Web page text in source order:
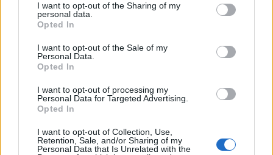
not limited to your visit or usage behaviour. You may click to
grant or deny consent to Google and its third-party tags to
use your data for below specified purposes in below Google
consent section.
I want to opt-out of the Sharing of my
personal data.
Opted In
I want to opt-out of the Sale of my
Personal Data.
Opted In
I want to opt-out of processing my
Personal Data for Targeted Advertising.
Opted In
I want to opt-out of Collection, Use,
Retention, Sale, and/or Sharing of my
Personal Data that Is Unrelated with the
fresche e tecniche di cottura mirate.
tratta di polpa di granchio fresca appoggiata su
foglia di betel e accompagnata da una salsa
meridionale ricca e speziata. La preparazione
combina intensità e nettezza aromatica senza
Un altro esempio è il calamaro tagliato sottile e